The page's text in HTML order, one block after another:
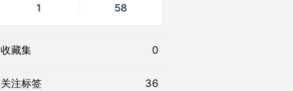
1
58
收藏集 0
关注标签 36